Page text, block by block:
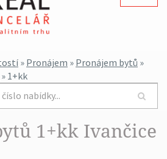
» Pronájem » Pronájem bytů »
» 1+kk
1+kk Ivančice